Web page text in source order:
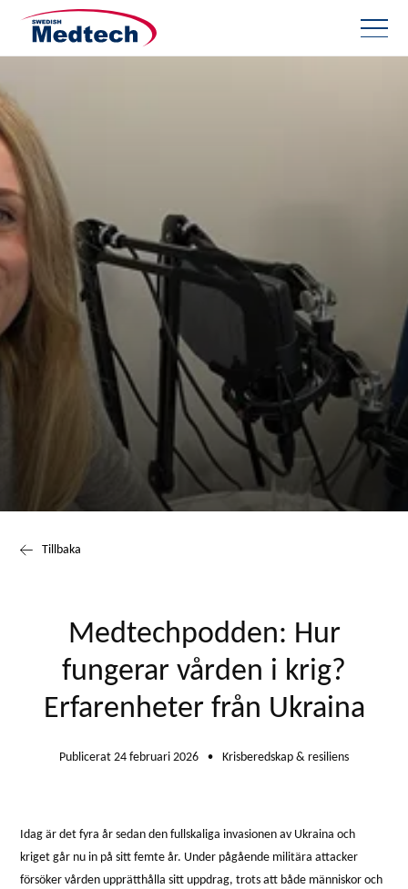
Tillbaka
Medtechpodden: Hur
fungerar vården i krig?
Erfarenheter från Ukraina
Publicerat 24 februari 2026 ● Krisberedskap & resiliens
Idag är det fyra år sedan den fullskaliga invasionen av Ukraina och
kriget går nu in på sitt femte år. Under pågående militära attacker
försöker vården upprätthålla sitt uppdrag, trots att både människor och